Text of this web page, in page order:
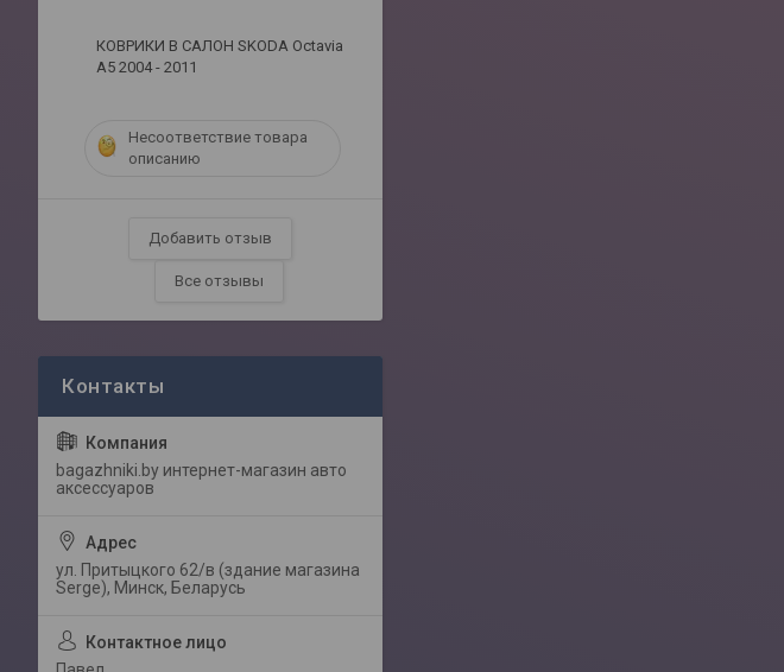
КОВРИКИ В САЛОН SKODA Octavia
A5 2004 - 2011
Несоответствие товара
описанию
Добавить отзыв
Все отзывы
bagazhniki.by интернет-магазин авто
аксессуаров
ул. Притыцкого 62/в (здание магазина
Serge), Минск, Беларусь